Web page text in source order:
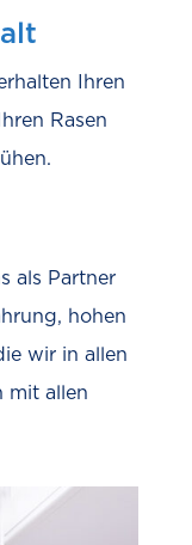
Ihren
Rasen
als Partner
hohen
wir in allen
mit allen